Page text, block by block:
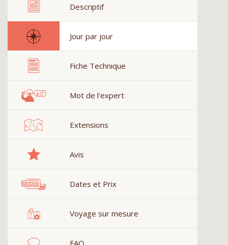
Descriptif
Jour par jour
Fiche Technique
Mot de l'expert
Extensions
Avis
Dates et Prix
Voyage sur mesure
FAQ